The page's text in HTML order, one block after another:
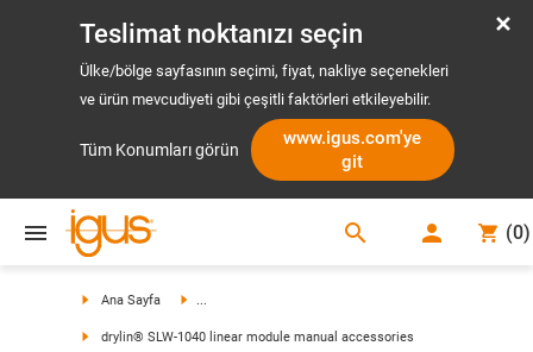
Teslimat noktanızı seçin
Ülke/bölge sayfasının seçimi, fiyat, nakliye seçenekleri
ve ürün mevcudiyeti gibi çeşitli faktörleri etkileyebilir.
Tüm Konumları görün
www.igus.com'ye
git
search (0)
Ana Sayfa ...
drylin® SLW-1040 linear module manual accessories